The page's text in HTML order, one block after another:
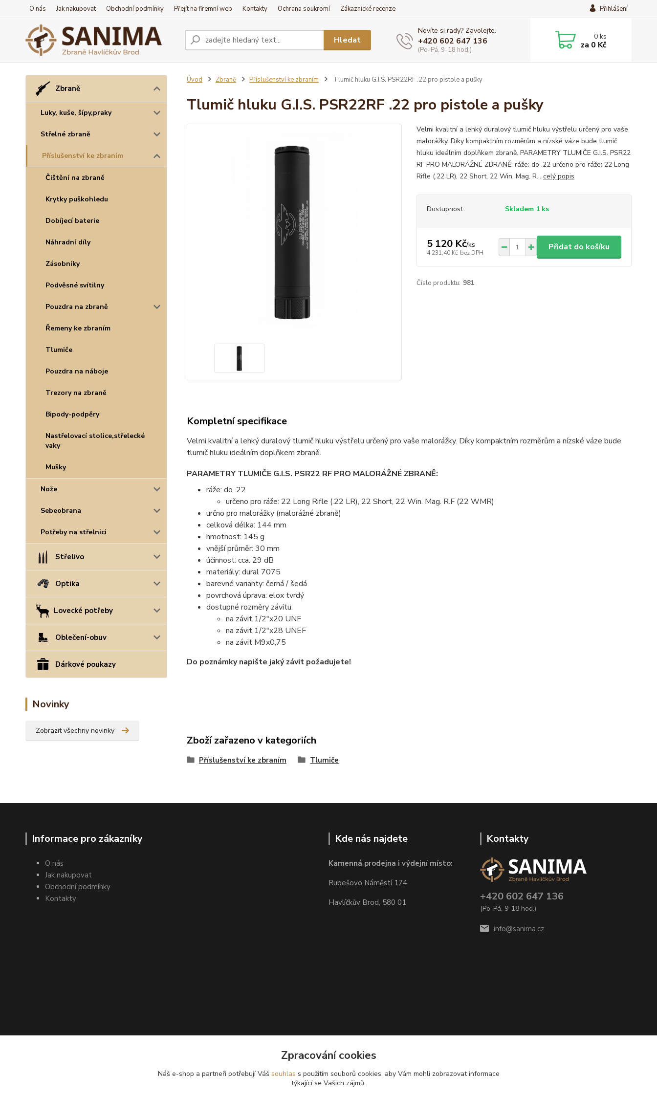
O nás Jak nakupovat Obchodní podmínky Přejít na firemní web Kontakty Ochrana soukromí Zákaznické recenze Přihlášení
Hledat
Nevíte si rady? Zavolejte.
+420 602 647 136
(Po-Pá, 9-18 hod.)
0ks
za 0 Kč
Zbraně
Luky, kuše, šípy,praky
Střelné zbraně
Příslušenství ke zbraním
Čištění na zbraně
Krytky puškohledu
Dobíjecí baterie
Náhradní díly
Zásobníky
Podvěsné svítilny
Pouzdra na zbraně
Řemeny ke zbraním
Tlumiče
Pouzdra na náboje
Trezory na zbraně
Bipody-podpěry
Nastřelovací stolice,střelecké
vaky
Mušky
Nože
Sebeobrana
Potřeby na střelnici
Střelivo
Optika
Lovecké potřeby
Oblečení-obuv
Dárkové poukazy
Novinky
Zobrazit všechny novinky
Úvod Zbraně Příslušenství ke zbraním Tlumič hluku G.I.S. PSR22RF .22 pro pistole a pušky
Tlumič hluku G.I.S. PSR22RF .22 pro pistole a pušky
Velmi kvalitní a lehký duralový tlumič hluku výstřelu určený pro vaše
malorážky. Díky kompaktním rozměrům a nízské váze bude tlumič
hluku ideálním doplňkem zbraně. PARAMETRY TLUMIČE G.I.S. PSR22
RF PRO MALORÁŽNÉ ZBRANĚ: ráže: do .22 určeno pro ráže: 22 Long
Rifle (.22 LR), 22 Short, 22 Win. Mag. R... celý popis
Dostupnost Skladem 1 ks
5 120 Kč/ks
4 231,40 Kč bez DPH
Přidat do košíku
Číslo produktu: 981
Kompletní specifikace
Velmi kvalitní a lehký duralový tlumič hluku výstřelu určený pro vaše malorážky. Díky kompaktním rozměrům a nízské váze bude
tlumič hluku ideálním doplňkem zbraně.
PARAMETRY TLUMIČE G.I.S. PSR22 RF PRO MALORÁŽNÉ ZBRANĚ:
ráže: do .22
určeno pro ráže: 22 Long Rifle (.22 LR), 22 Short, 22 Win. Mag. R.F (22 WMR)
určno pro malorážky (malorážné zbraně)
celková délka: 144 mm
hmotnost: 145 g
vnější průměr: 30 mm
účinnost: cca. 29 dB
materiály: dural 7075
barevné varianty: černá / šedá
povrchová úprava: elox tvrdý
dostupné rozměry závitu:
na závit 1/2"x20 UNF
na závit 1/2"x28 UNEF
na závit M9x0,75
Do poznámky napište jaký závit požadujete!
Zboží zařazeno v kategoriích
Příslušenství ke zbraním Tlumiče
Informace pro zákazníky
O nás
Jak nakupovat
Obchodní podmínky
Kontakty
Kde nás najdete
Kamenná prodejna i výdejní místo:
Rubešovo Náměstí 174
Havlíčkův Brod, 580 01
Kontakty
+420 602 647 136
(Po-Pá, 9-18 hod.)
info@sanima.cz
Zpracování cookies
Náš e-shop a partneři potřebují Váš souhlas s použitím souborů cookies, aby Vám mohli zobrazovat informace
týkající se Vašich zájmů.